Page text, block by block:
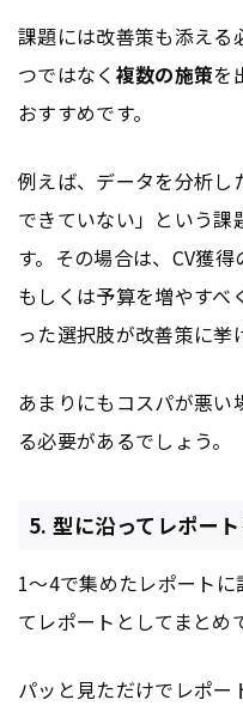
課題には改善策も添える
つではなく 複数の施策を
おすすめです。
例えば、データを分析し
できていない」という課
す。その場合は、CV獲得
もしくは予算を増やすべ
った選択肢が改善策に挙
あまりにもコスパが悪
る必要があるでしょう。
5. 型に沿ってレポー
1～4で集めたレポート
てレポートとしてまとめ
パッと見ただけでレポー